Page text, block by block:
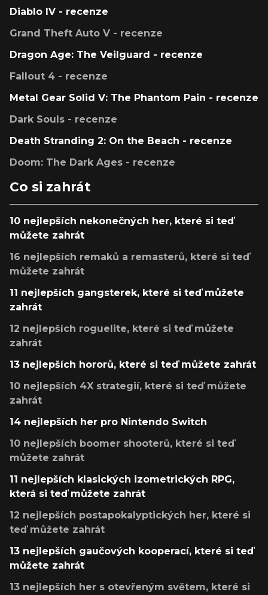
Diablo IV - recenze
Grand Theft Auto V - recenze
Dragon Age: The Veilguard - recenze
Fallout 4 - recenze
Metal Gear Solid V: The Phantom Pain - recenze
Dark Souls - recenze
Death Stranding 2: On the Beach - recenze
Doom: The Dark Ages - recenze
Co si zahrát
10 nejlepších nekonečných her, které si teď
můžete zahrát
16 nejlepších remaků a remasterů, které si teď
můžete zahrát
11 nejlepších gangsterek, které si teď můžete
zahrát
12 nejlepších roguelite, které si teď můžete
zahrát
13 nejlepších hororů, které si teď můžete zahrát
10 nejlepších 4X strategií, které si teď můžete
zahrát
14 nejlepších her pro Nintendo Switch
10 nejlepších boomer shooterů, které si teď
můžete zahrát
11 nejlepších klasických izometrických RPG,
která si teď můžete zahrát
12 nejlepších postapokalyptických her, které si
teď můžete zahrát
13 nejlepších gaučových kooperací, které si teď
můžete zahrát
13 nejlepších her s otevřeným světem, které si